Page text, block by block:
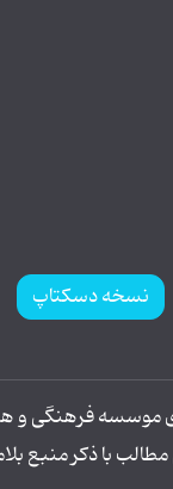
نسخه دسکتاپ
موسسه فرهنگی و
با ذکر منبع